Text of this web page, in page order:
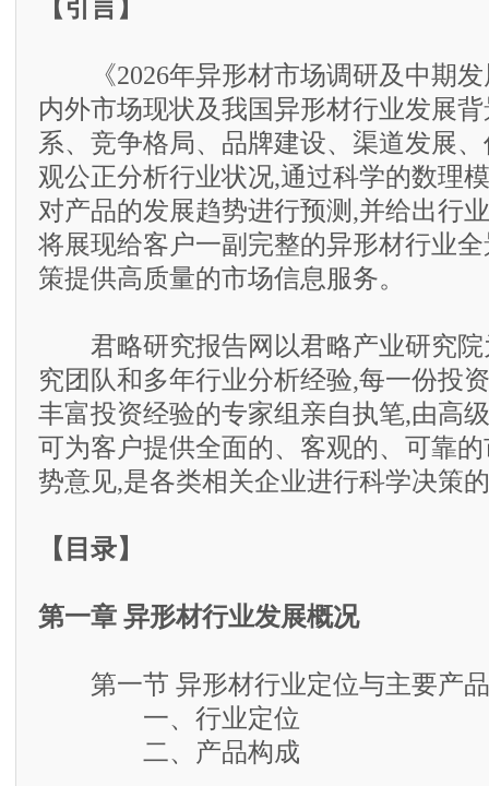
【引言】
《2026年异形材市场调研及中期发
内外市场现状及我国异形材行业发展
系、竞争格局、品牌建设、渠道发展
观公正分析行业状况,通过科学的数理
对产品的发展趋势进行预测,并给出行
将展现给客户一副完整的异形材行业
策提供高质量的市场信息服务。
君略研究报告网以君略产业研究院
究团队和多年行业分析经验,每一份投
丰富投资经验的专家组亲自执笔,由高
可为客户提供全面的、客观的、可靠
势意见,是各类相关企业进行科学决策
【目录】
第一章 异形材行业发展概况
第一节 异形材行业定位与主要产品
一、行业定位
二、产品构成